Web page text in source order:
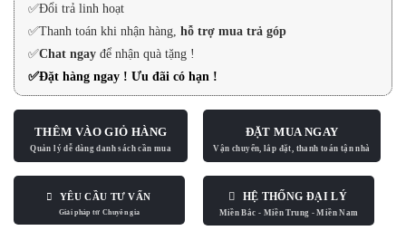
✅Đổi trả linh hoạt
✅Thanh toán khi nhận hàng, hỗ trợ mua trả góp
✅Chat ngay để nhận quà tặng !
✅Đặt hàng ngay ! Ưu đãi có hạn !
THÊM VÀO GIỎ HÀNG ĐẶT MUA NGAY
YÊU CẦU TƯ VẤN HỆ THỐNG ĐẠI LÝ